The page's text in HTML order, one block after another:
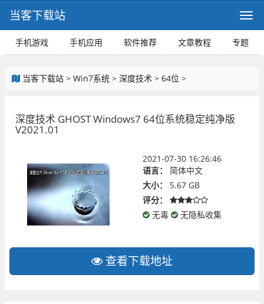
当客下载站
手机游戏 手机应用 软件推荐 文章教程 专题
当客下载站 > Win7系统 > 深度技术 > 64位 >
深度技术 GHOST Windows7 64位系统稳定纯净版
V2021.01
2021-07-30 16:26:46
语言：
简体中文
大小：
5.67 GB
评分：
无毒
无隐私收集
查看下载地址